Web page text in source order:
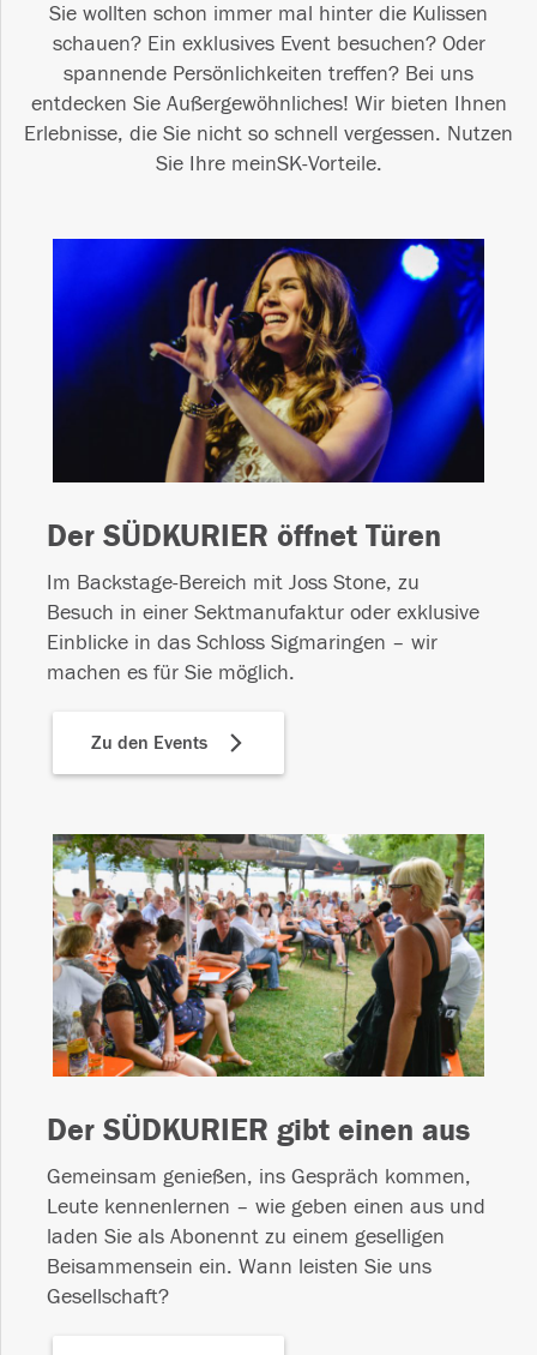
Sie wollten schon immer mal hinter die Kulissen
schauen? Ein exklusives Event besuchen? Oder
spannende Persönlichkeiten treffen? Bei uns
entdecken Sie Außergewöhnliches! Wir bieten Ihnen
Erlebnisse, die Sie nicht so schnell vergessen. Nutzen
Sie Ihre meinSK-Vorteile.
Der SÜDKURIER öffnet Türen
Im Backstage-Bereich mit Joss Stone, zu
Besuch in einer Sektmanufaktur oder exklusive
Einblicke in das Schloss Sigmaringen – wir
machen es für Sie möglich.
Zu den Events
Der SÜDKURIER gibt einen aus
Gemeinsam genießen, ins Gespräch kommen,
Leute kennenlernen – wie geben einen aus und
laden Sie als Abonennt zu einem geselligen
Beisammensein ein. Wann leisten Sie uns
Gesellschaft?